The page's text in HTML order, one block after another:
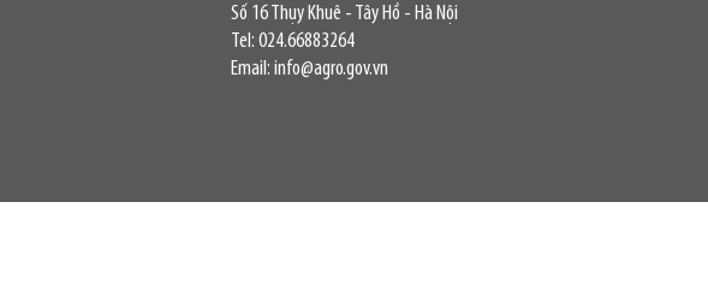
Số 16 Thụy Khuê - Tây Hồ - Hà Nội
Tel: 024.66883264
Email: info@agro.gov.vn